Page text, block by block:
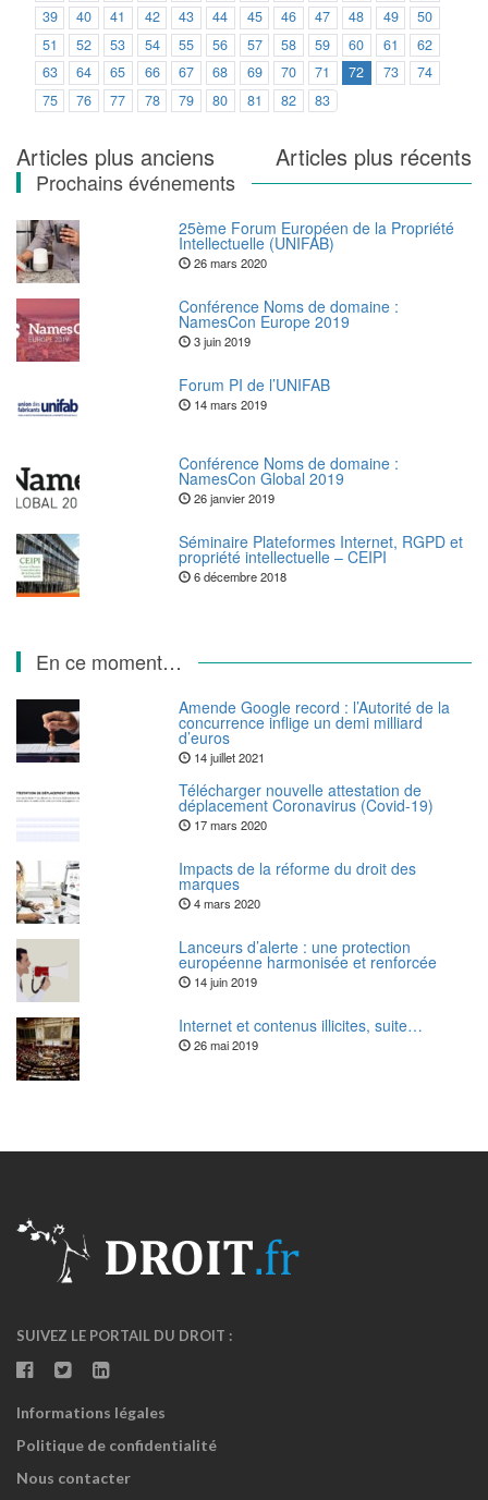
39
40 41 42 43 44 45 46 47 48 49
50
51
52 53 54 55 56 57 58 59 60 61
62
63
64 65 66 67 68 69 70 71 72 73
74
75
76 77 78 79 80 81 82 83
Navigation
des
articles
Articles plus anciens Articles plus récents
Prochains événements
25ème Forum Européen de la Propriété
Intellectuelle (UNIFAB)
26 mars 2020
Conférence Noms de domaine :
NamesCon Europe 2019
3 juin 2019
Forum PI de l’UNIFAB
14 mars 2019
Conférence Noms de domaine :
NamesCon Global 2019
26 janvier 2019
Séminaire Plateformes Internet, RGPD et
propriété intellectuelle – CEIPI
6 décembre 2018
En ce moment…
Amende Google record : l’Autorité de la
concurrence inflige un demi milliard
d’euros
14 juillet 2021
Télécharger nouvelle attestation de
déplacement Coronavirus (Covid-19)
17 mars 2020
Impacts de la réforme du droit des
marques
4 mars 2020
Lanceurs d’alerte : une protection
européenne harmonisée et renforcée
14 juin 2019
Internet et contenus illicites, suite…
26 mai 2019
SUIVEZ LE PORTAIL DU DROIT :
Informations légales
Politique de confidentialité
Nous contacter